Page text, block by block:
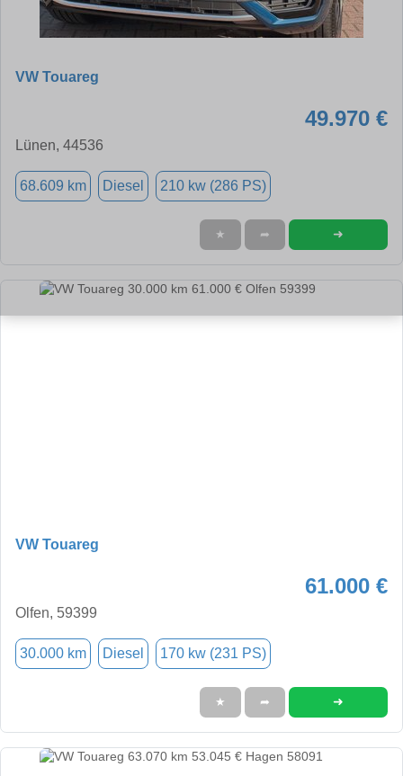
VW Touareg
49.970 €
Lünen, 44536
68.609 km Diesel 210 kw (286 PS)
★ ➦ ➜
VW Touareg
61.000 €
Olfen, 59399
30.000 km Diesel 170 kw (231 PS)
★ ➦ ➜